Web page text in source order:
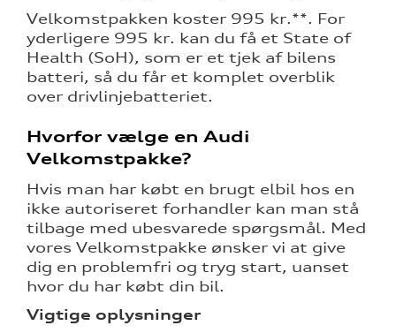
Velkomstpakken koster 995 kr.**. For
yderligere 995 kr. kan du få et State of
Health (SoH), som er et tjek af bilens
batteri, så du får et komplet overblik
over drivlinjebatteriet.
Hvorfor vælge en Audi
Velkomstpakke?
Hvis man har købt en brugt elbil hos en
ikke autoriseret forhandler kan man stå
tilbage med ubesvarede spørgsmål. Med
vores Velkomstpakke ønsker vi at give
dig en problemfri og tryg start, uanset
hvor du har købt din bil.
Vigtige oplysninger